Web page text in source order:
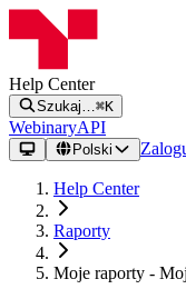
Help Center
Szukaj… ⌘K
WebinaryAPI
Polski
Help Center
Raporty
Moje raporty -